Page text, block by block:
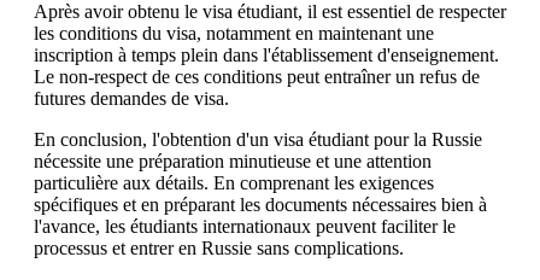
Après avoir obtenu le visa étudiant, il est essentiel de respecter
les conditions du visa, notamment en maintenant une
inscription à temps plein dans l'établissement d'enseignement.
Le non-respect de ces conditions peut entraîner un refus de
futures demandes de visa.
En conclusion, l'obtention d'un visa étudiant pour la Russie
nécessite une préparation minutieuse et une attention
particulière aux détails. En comprenant les exigences
spécifiques et en préparant les documents nécessaires bien à
l'avance, les étudiants internationaux peuvent faciliter le
processus et entrer en Russie sans complications.